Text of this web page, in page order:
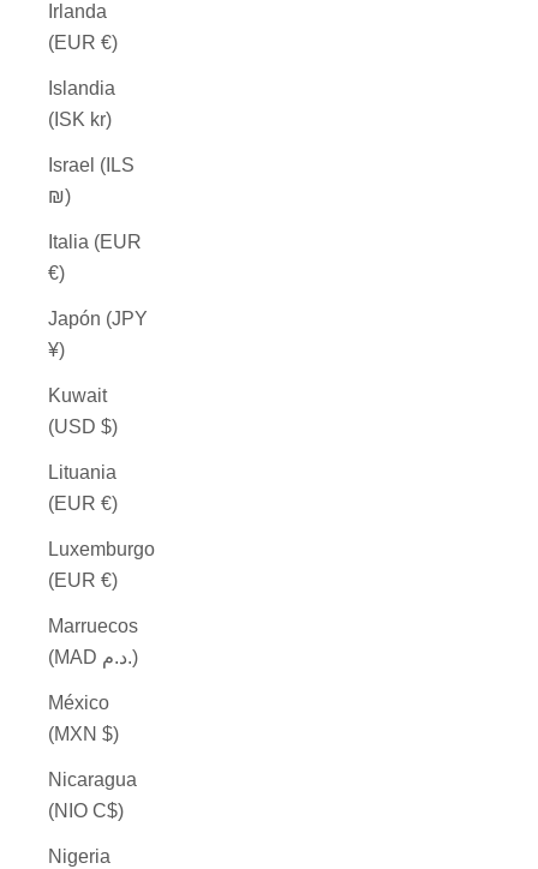
Irlanda
(EUR €)
Islandia
(ISK kr)
Israel (ILS
₪)
Italia (EUR
€)
Japón (JPY
¥)
Kuwait
(USD $)
Lituania
(EUR €)
Luxemburgo
(EUR €)
Marruecos
(MAD د.م.)
México
(MXN $)
Nicaragua
(NIO C$)
Nigeria